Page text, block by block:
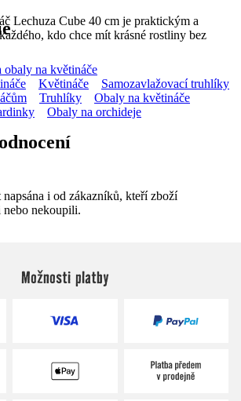
Lechuza Cube 40 cm je praktickým a
kdo chce mít krásné rostliny bez
obaly na květináče
Květináče
Samozavlažovací truhlíky
Truhlíky
Obaly na květináče
Obaly na orchideje
i od zákazníků, kteří zboží
nebo nekoupili.
Možnosti platby